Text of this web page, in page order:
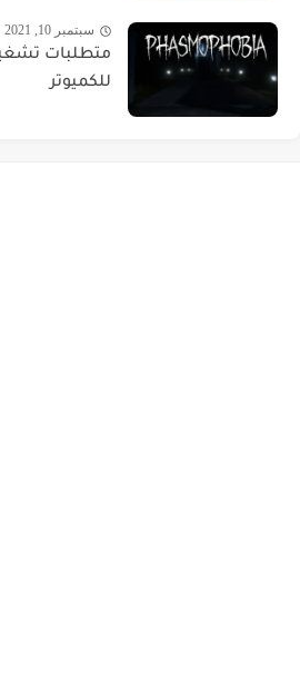
سبتمبر 10, 2021
للكميوتر